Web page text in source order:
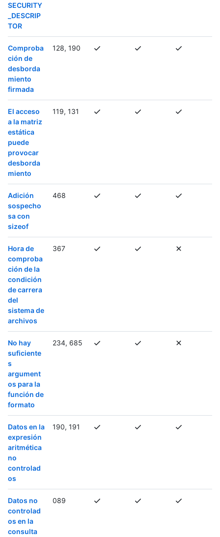
SECURITY
_DESCRIP
TOR
Comproba
ción de
desborda
miento
firmada
128, 190
El acceso
a la matriz
estática
puede
provocar
desborda
miento
119, 131
Adición
sospecho
sa con
sizeof
468
Hora de
comproba
ción de la
condición
de carrera
del
sistema de
archivos
367
No hay
suficiente
s
argument
os para la
función de
formato
234, 685
Datos en la
expresión
aritmética
no
controlad
os
190, 191
Datos no
controlad
os en la
consulta
089